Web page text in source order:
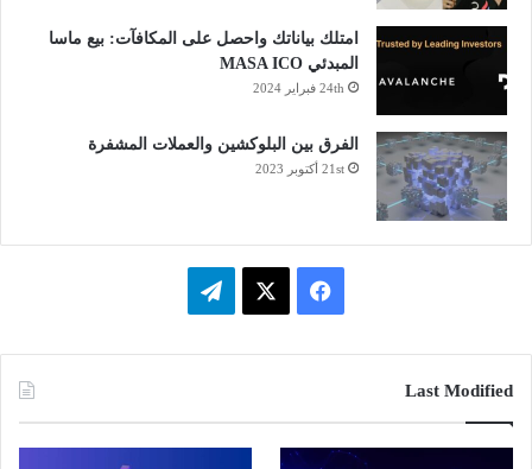
امتلك بياناتك واحصل على المكافآت: بيع ماسا
المبدئي MASA ICO
24th فبراير 2024
الفرق بين البلوكشين والعملات المشفرة
21st أكتوبر 2023
فيسبوك تيلقرام
Last Modified